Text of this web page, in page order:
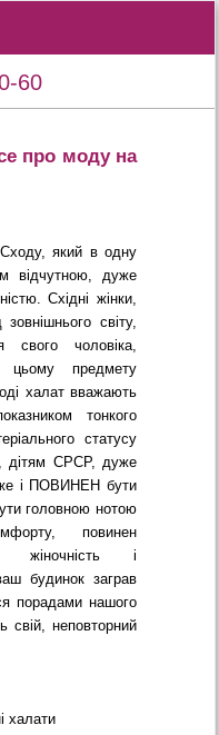
60
про моду на
який в одну
відчутною, дуже
Східні жінки,
світу,
свого чоловіка,
цьому предмету
халат вважають
тонкого
статусу
дітям СРСР, дуже
і ПОВИНЕН бути
головною нотою
повинен
жіночність і
будинок заграв
порадами нашого
свій, неповторний